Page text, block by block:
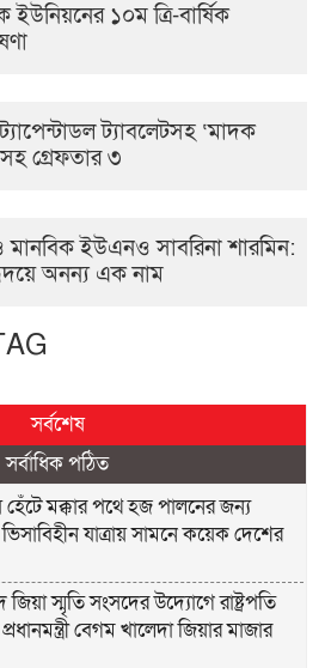
ইউনিয়নের ১০ম ত্রি-বার্ষিক
ট্যাবলেটসহ ‘মাদক
গ্রেফতার ৩
মানবিক ইউএনও সাবরিনা শারমিন:
অনন্য এক নাম
সর্বশেষ
সর্বাধিক পঠিত
হেঁটে মক্কার পথে হজ পালনের জন্য
যাত্রায় সামনে কয়েক দেশের
জিয়া স্মৃতি সংসদের উদ্যোগে রাষ্ট্রপতি
বেগম খালেদা জিয়ার মাজার